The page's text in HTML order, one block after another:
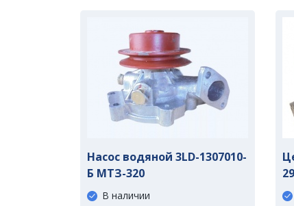
Насос водяной 3LD-1307010-
Б МТЗ-320
В наличии